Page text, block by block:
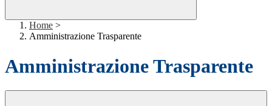
Home >
Amministrazione Trasparente
Amministrazione Trasparente